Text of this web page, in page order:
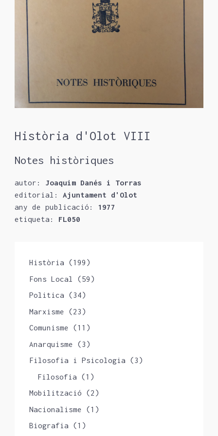
Història d'Olot VIII
Notes històriques
autor: Joaquim Danés i Torras
editorial: Ajuntament d'Olot
any de publicació: 1977
etiqueta: FL050
Història (199)
Fons Local
(59)
Politica (34)
Marxisme (23)
Comunisme (11)
Anarquisme (3)
Filosofia i Psicologia (3)
Filosofia (1)
Mobilització (2)
Nacionalisme (1)
Biografia (1)